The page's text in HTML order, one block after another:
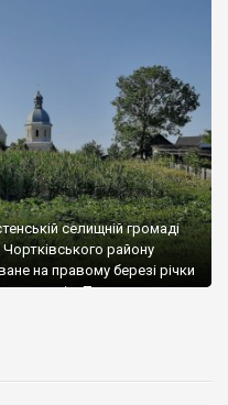
селищній громаді
району
на правому березі річки
мешканців. Перша